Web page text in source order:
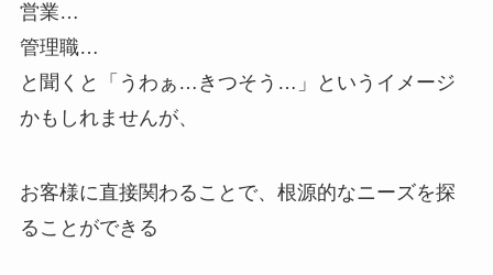
営業…
管理職…
と聞くと「うわぁ…きつそう…」というイメージ
かもしれませんが、
お客様に直接関わることで、根源的なニーズを探
ることができる